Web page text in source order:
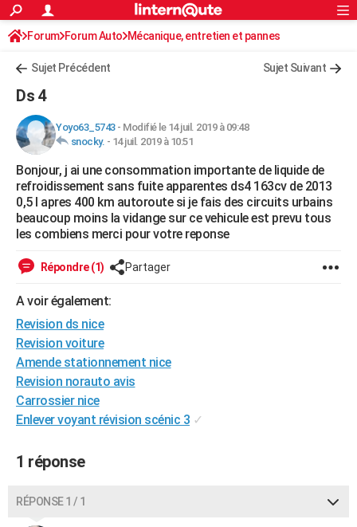
ACTUALITÉS
Politique
Société
Faits Divers
Education
Monde
Villes
+
FINANCE
Retraite
Impôts
Epargne
Immobilier
Risques naturels par ville
Banque
Assurance
Crédit
AUTO
Essais
Réserver un essai
Citadines
Berlines
SUV
Forum auto
+HIGH-TECH
Mobiles
Meilleur smartphone
Internet
Ordinateurs
Jeux vidéo
Guide high-tech
+BRICOLAGE
Forum
Aménagement intérieur
Extérieur
Cuisine
Salle de bains
Jardinage
Rangement
Guides de France
Escapades
Patrimoine
Expositions
Musées
Week-end nature
Art de vivre
Bien-être
Loisirs
Mode
Modes de vie
Alimentation
Guide de la santé
Maladies
Médicaments
Sommeil
VOYAGE
PHOTO
GUIDES D'ACHAT
CARTE DE VOEUX
Carte de Noël
Carte Bonne année
Carte Saint-Valentin
Carte Pâques
Carte d'anniversaire
DICTIONNAIRE
Rechercher
S'inscrire
Connexion
Forum Forum Auto Mécanique, entretien et pannes
Sujet Précédent Sujet Suivant
Ds 4
Yoyo63_5743- Modifié le 14 juil. 2019 à 09:48
snocky. - 14 juil. 2019 à 10:51
Bonjour, j ai une consommation importante de liquide de
refroidissement sans fuite apparentes ds4 163cv de 2013
0,5 l apres 400 km autoroute si je fais des circuits urbains
beaucoup moins la vidange sur ce vehicule est prevu tous
les combiens merci pour votre reponse
Répondre (1) Partager
A voir également:
Revision ds nice
Revision voiture
Amende stationnement nice
Revision norauto avis
Carrossier nice
Enlever voyant révision scénic 3 ✓
1 réponse
RÉPONSE 1 / 1